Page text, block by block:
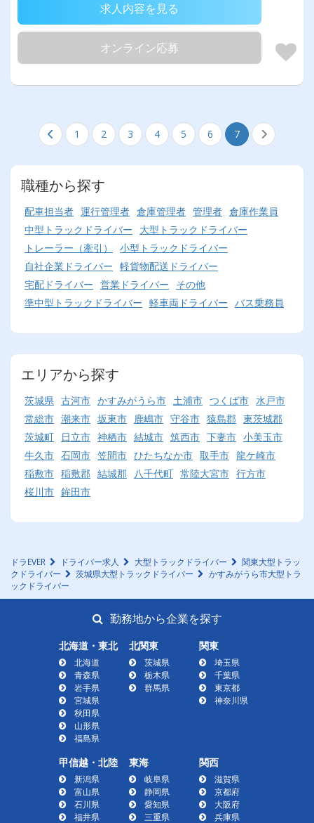
求人内容を見る
オンライン応募
1 2 3 4 5 6 7
職種から探す
配車担当者 運行管理者 倉庫管理者 管理者 倉庫作業員
中型トラックドライバー
大型トラックドライバー
トレーラー（牽引）
小型トラックドライバー
自社企業ドライバー 軽貨物配送ドライバー
宅配ドライバー 営業ドライバー
その他
準中型トラックドライバー 軽車両ドライバー バス乗務員
エリアから探す
茨城県 古河市 かすみがうら市 土浦市 つくば市 水戸市
常総市 潮来市 坂東市 鹿嶋市 守谷市 猿島郡 東茨城郡
茨城町
日立市 神栖市 結城市 筑西市 下妻市 小美玉市
牛久市 石岡市 笠間市 ひたちなか市 取手市 龍ケ崎市
稲敷市 稲敷郡 結城郡 八千代町 常陸大宮市 行方市
桜川市 鉾田市
ドラEVER ドライバー求人 大型トラックドライバー
関東大型トラッ
クドライバー
茨城県大型トラックドライバー
かすみがうら市大型トラ
ックドライバー
勤務地から企業を探す
北海道・東北
北海道
青森県
岩手県
宮城県
秋田県
山形県
福島県
北関東
茨城県
栃木県
群馬県
関東
埼玉県
千葉県
東京都
神奈川県
甲信越・北陸
新潟県
富山県
石川県
福井県
東海
岐阜県
静岡県
愛知県
三重県
関西
滋賀県
京都府
大阪府
兵庫県